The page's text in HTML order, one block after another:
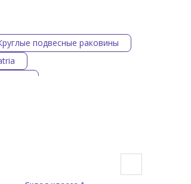
подвесные раковины